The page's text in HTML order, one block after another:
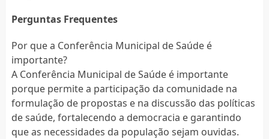
Perguntas Frequentes
Por que a Conferência Municipal de Saúde é
importante?
A Conferência Municipal de Saúde é importante
porque permite a participação da comunidade na
formulação de propostas e na discussão das políticas
de saúde, fortalecendo a democracia e garantindo
que as necessidades da população sejam ouvidas.